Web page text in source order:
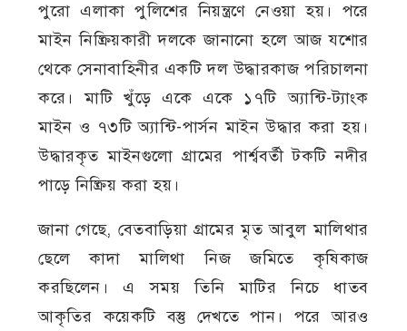
পুরো এলাকা পুলিশের নিয়ন্ত্রণে নেওয়া হয়। পরে
মাইন নিষ্ক্রিয়কারী দলকে জানানো হলে আজ যশোর
থেকে সেনাবাহিনীর একটি দল উদ্ধারকাজ পরিচালনা
করে। মাটি খুঁড়ে একে একে ১৭টি অ্যান্টি-ট্যাংক
মাইন ও ৭৩টি অ্যান্টি-পার্সন মাইন উদ্ধার করা হয়।
উদ্ধারকৃত মাইনগুলো গ্রামের পার্শ্ববর্তী টকটি নদীর
পাড়ে নিষ্ক্রিয় করা হয়।
জানা গেছে, বেতবাড়িয়া গ্রামের মৃত আবুল মালিথার
ছেলে কাদা মালিথা নিজ জমিতে কৃষিকাজ
করছিলেন। এ সময় তিনি মাটির নিচে ধাতব
আকৃতির কয়েকটি বস্তু দেখতে পান। পরে আরও